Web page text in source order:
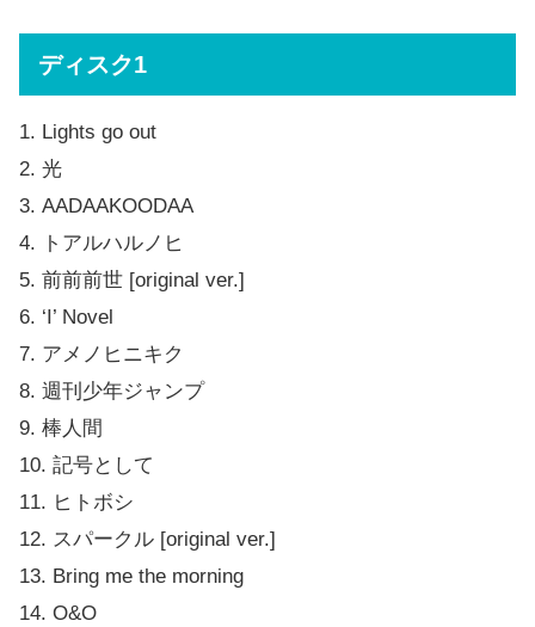
人間開花 ダイジェスト
ミュージックビデオ
このアルバムのみんなの反応・感想
初回限定盤（DVD付）
通常版
アナログ版（LPレコード）完全受注生産限定
デジタルミュージック
前前前世(movie ver.)
RADWIMPSの他のおすすめ！
RADWIMPSのHESONOO Documentary Filmが
2017年1月18日発売！
ディスク1
1. Lights go out
2. 光
3. AADAAKOODAA
4. トアルハルノヒ
5. 前前前世 [original ver.]
6. ‘I’ Novel
7. アメノヒニキク
8. 週刊少年ジャンプ
9. 棒人間
10. 記号として
11. ヒトボシ
12. スパークル [original ver.]
13. Bring me the morning
14. O&O